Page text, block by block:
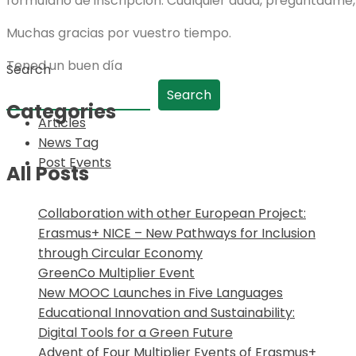
Muchas gracias por vuestro tiempo.
Tened un buen día
Search
Search
Categories
Articles
News Tag
Post Events
All Posts
Collaboration with other European Project:
Erasmus+ NICE – New Pathways for Inclusion
through Circular Economy
GreenCo Multiplier Event
New MOOC Launches in Five Languages
Educational Innovation and Sustainability:
Digital Tools for a Green Future
Advent of Four Multiplier Events of Erasmus+